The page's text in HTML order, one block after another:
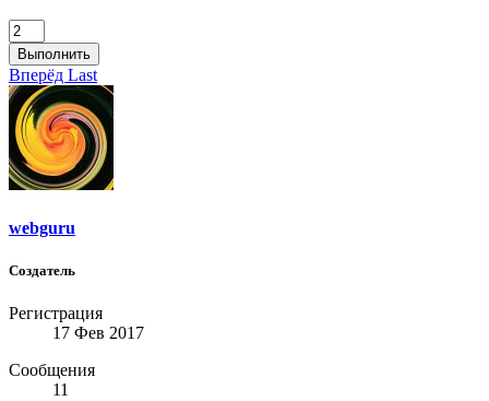
Выполнить
Вперёд Last
webguru
Создатель
Регистрация
17 Фев 2017
Сообщения
11